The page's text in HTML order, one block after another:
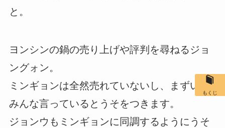
と。
ヨンシンの鍋の売り上げや評判を尋ねるジョ
ングォン。
ミンギョンは全然売れていないし、まずいと
みんな言っているとうそをつきます。
ジョンウもミンギョンに同調するようにうそ
もくじ